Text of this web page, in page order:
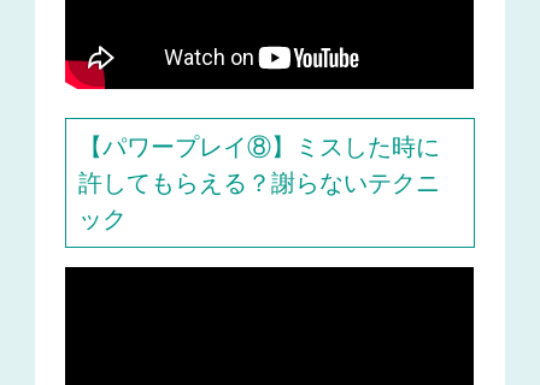
【パワープレイ⑧】ミスした時に
許してもらえる？謝らないテクニ
ック